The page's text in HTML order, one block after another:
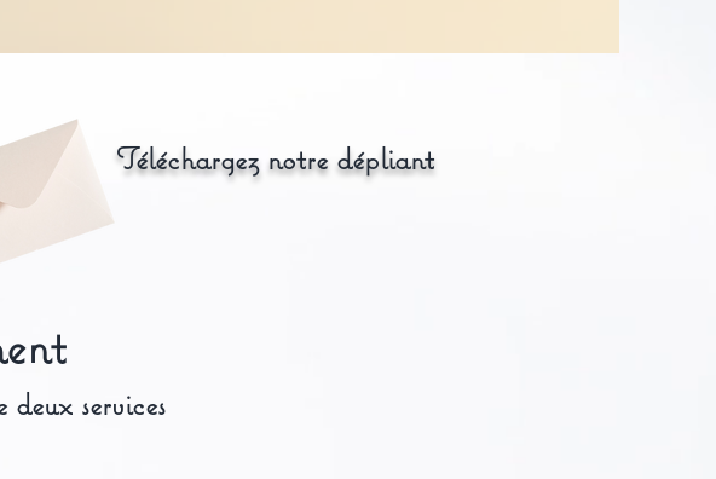
Téléchargez notre dépliant
deux services